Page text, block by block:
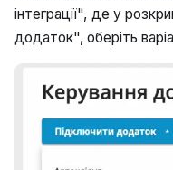
інтеграції", де у
додаток", оберіть